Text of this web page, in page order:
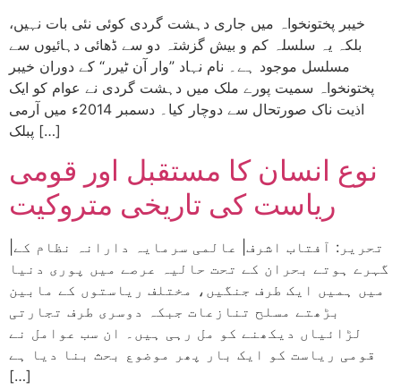
خیبر پختونخواہ میں جاری دہشت گردی کوئی نئی بات نہیں،
بلکہ یہ سلسلہ کم و بیش گزشتہ دو سے ڈھائی دہائیوں سے
مسلسل موجود ہے۔ نام نہاد ”وار آن ٹیرر“ کے دوران خیبر
پختونخواہ سمیت پورے ملک میں دہشت گردی نے عوام کو ایک
اذیت ناک صورتحال سے دوچار کیا۔ دسمبر 2014ء میں آرمی
پبلک […]
نوع انسان کا مستقبل اور قومی
ریاست کی تاریخی متروکیت
گہرے ہوتے بحران کے تحت حالیہ عرصے میں پوری دنیا
میں ہمیں ایک طرف جنگیں، مختلف ریاستوں کے مابین
بڑھتے مسلح تنازعات جبکہ دوسری طرف تجارتی
لڑائیاں دیکھنے کو مل رہی ہیں۔ ان سب عوامل نے
قومی ریاست کو ایک بار پھر موضوع بحث بنا دیا ہے
[…]